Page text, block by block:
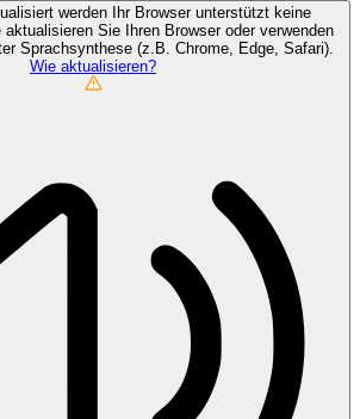
werden
Ihr Browser unterstützt keine
Sie Ihren Browser oder verwenden
Sprachsynthese (z.B. Chrome, Edge, Safari).
Wie aktualisieren?